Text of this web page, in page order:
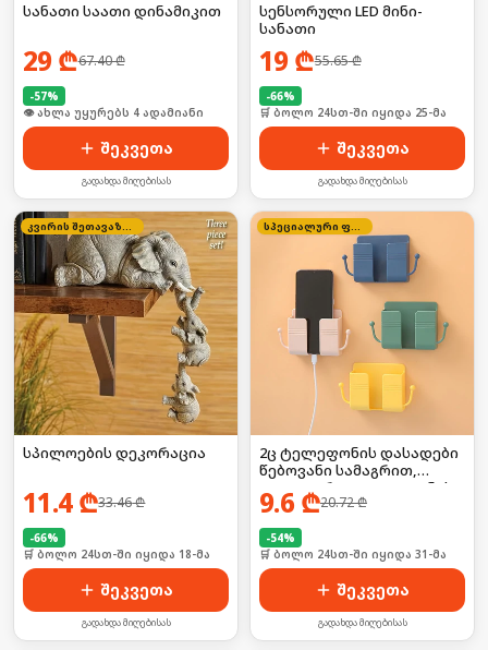
სანათი საათი დინამიკით
29 ₾67.40₾
-57%
🛒 ბოლო 24სთ-ში იყიდა 3-მა
შეკვეთა
გადახდა მიღებისას
სენსორული LED მინი-
სანათი
19 ₾55.65₾
-66%
🛒 ბოლო 24სთ-ში იყიდა 25-მა
შეკვეთა
გადახდა მიღებისას
კვირის შეთავაზება
სპილოების დეკორაცია
11.4₾33.46₾
-66%
🛒 ბოლო 24სთ-ში იყიდა 18-მა
შეკვეთა
გადახდა მიღებისას
სპეციალური ფასი
2ც ტელეფონის დასადები
წებოვანი სამაგრით,
იდეალურია ტელეფონის
დასატენად
9.6 ₾20.72₾
-54%
🛒 ბოლო 24სთ-ში იყიდა 31-მა
შეკვეთა
გადახდა მიღებისას